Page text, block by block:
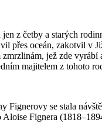
jen z četby a starých
přes oceán, zakotvil
jež zde
majitelem z tohoto
Fignerovy se stala
Fignera